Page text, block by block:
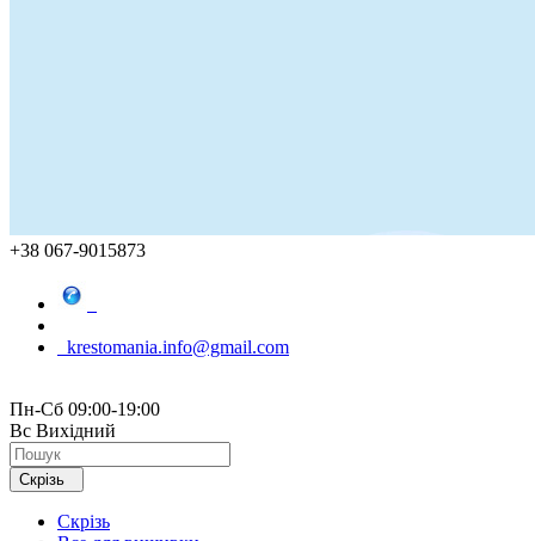
+38 067-9015873
krestomania.info@gmail.com
Пн-Сб 09:00-19:00
Вс Вихідний
Скрізь
Скрізь